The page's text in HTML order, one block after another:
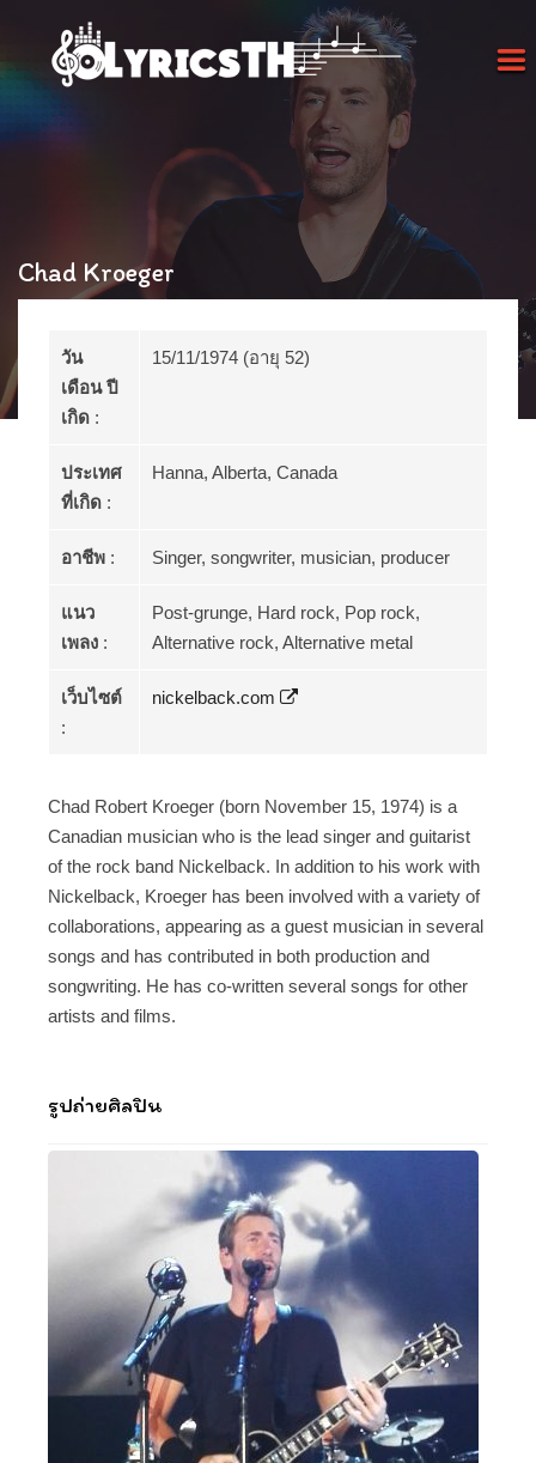
Chad Kroeger
วัน
เดือน ปี
เกิด :
15/11/1974 (อายุ 52)
ประเทศ
ที่เกิด :
Hanna, Alberta, Canada
อาชีพ : Singer, songwriter, musician, producer
แนว
เพลง :
Post-grunge, Hard rock, Pop rock,
Alternative rock, Alternative metal
เว็บไซต์
:
nickelback.com
Chad Robert Kroeger (born November 15, 1974) is a
Canadian musician who is the lead singer and guitarist
of the rock band Nickelback. In addition to his work with
Nickelback, Kroeger has been involved with a variety of
collaborations, appearing as a guest musician in several
songs and has contributed in both production and
songwriting. He has co-written several songs for other
artists and films.
รูปถ่ายศิลปิน